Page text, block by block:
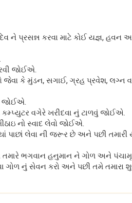
ને પ્રસન્ન કરવા માટે કોઈ યજ્ઞ, હવન
જોઈએ.
જેવા કે મુંડન, સગાઈ, ગ્રહ પ્રવેશ, લગ્ન
જોઈએ.
વગેરે ખરીદવા નું ટાળવું જોઈએ.
નો સ્વાદ લેવો જોઈએ.
પાછાં લેવા ની જરૂર છે અને પછી તમારી
તમારે ભગવાન હનુમાન ને ગોળ અને
નું સેવન કરો અને પછી તમે તમારા